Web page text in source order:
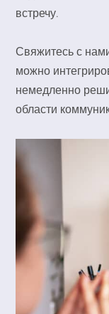
встречу.
Свяжитесь с
можно
немедленно
области